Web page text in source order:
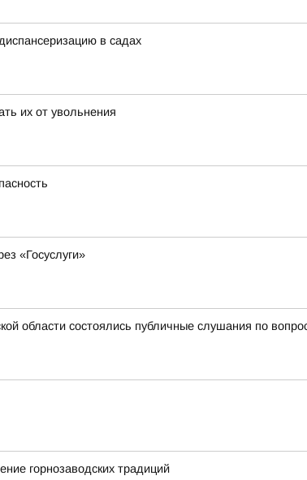
в садах
их от увольнения
«Госуслуги»
области состоялись публичные слушания по
горнозаводских традиций